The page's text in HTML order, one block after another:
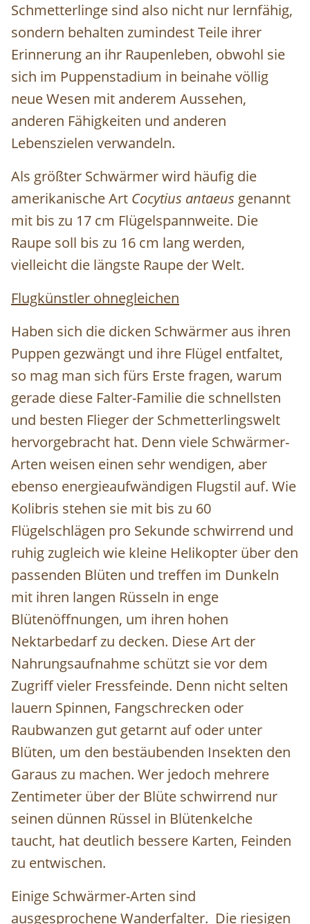
Schmetterlinge sind also nicht nur lernfähig,
sondern behalten zumindest Teile ihrer
Erinnerung an ihr Raupenleben, obwohl sie
sich im Puppenstadium in beinahe völlig
neue Wesen mit anderem Aussehen,
anderen Fähigkeiten und anderen
Lebenszielen verwandeln.
Als größter Schwärmer wird häufig die
amerikanische Art Cocytius antaeus genannt
mit bis zu 17 cm Flügelspannweite. Die
Raupe soll bis zu 16 cm lang werden,
vielleicht die längste Raupe der Welt.
Flugkünstler ohnegleichen
Haben sich die dicken Schwärmer aus ihren
Puppen gezwängt und ihre Flügel entfaltet,
so mag man sich fürs Erste fragen, warum
gerade diese Falter-Familie die schnellsten
und besten Flieger der Schmetterlingswelt
hervorgebracht hat. Denn viele Schwärmer-
Arten weisen einen sehr wendigen, aber
ebenso energieaufwändigen Flugstil auf. Wie
Kolibris stehen sie mit bis zu 60
Flügelschlägen pro Sekunde schwirrend und
ruhig zugleich wie kleine Helikopter über den
passenden Blüten und treffen im Dunkeln
mit ihren langen Rüsseln in enge
Blütenöffnungen, um ihren hohen
Nektarbedarf zu decken. Diese Art der
Nahrungsaufnahme schützt sie vor dem
Zugriff vieler Fressfeinde. Denn nicht selten
lauern Spinnen, Fangschrecken oder
Raubwanzen gut getarnt auf oder unter
Blüten, um den bestäubenden Insekten den
Garaus zu machen. Wer jedoch mehrere
Zentimeter über der Blüte schwirrend nur
seinen dünnen Rüssel in Blütenkelche
taucht, hat deutlich bessere Karten, Feinden
zu entwischen.
Einige Schwärmer-Arten sind
ausgesprochene Wanderfalter. Die riesigen